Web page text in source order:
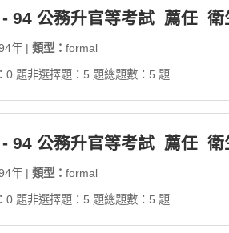
94 公務升官等考試_薦任_
年 | 類型： formal
0 題非選擇題：5 題總題數：5 題
94 公務升官等考試_薦任_
年 | 類型： formal
0 題非選擇題：5 題總題數：5 題